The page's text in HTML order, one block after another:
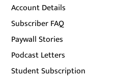
Account Details
Subscriber FAQ
Paywall Stories
Podcast Letters
Student Subscription